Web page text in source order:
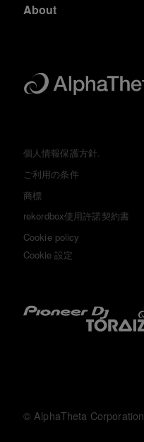
About
個人情報保護方針.
ご利用の条件
商標
rekordbox使用許諾契約書
Cookie policy
Cookie 設定
© AlphaTheta Corporation